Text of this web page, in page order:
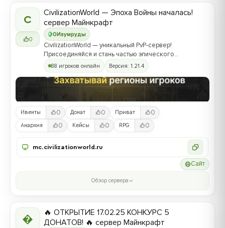
C
0
0Изумруды
CivilizationWorld — Эпоха Войны началась!
сервер Майнкрафт
CivilizationWorld — уникальный PvP-сервер!
Присоединяйся и стань частью эпического
противостояния между Альвами и Йотунами!
88 игроков онлайн Версия: 1.21.4
Ивенты 0 Донат 0 Приват 0
Анархия 0 Кейсы 0 RPG 0
mc.civilizationworld.ru
Сайт
Обзор сервера

🔥 ОТКРЫТИЕ 17.02.25 КОНКУРС 5
ДОНАТОВ! 🔥 сервер Майнкрафт